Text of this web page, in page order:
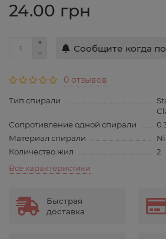
24.00 грн
Сообщите когда
0 отзывов
Тип спирали
Сопротивление одной спирали
Материал спирали
Количество жил
2
Все характеристики
Быстрая
доставка